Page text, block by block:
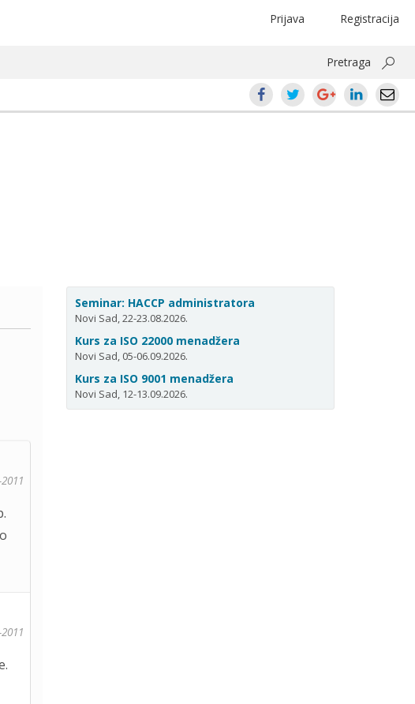
Registracija
Prijava
Pretraga
Seminar: HACCP administratora
Novi Sad, 22-23.08.2026.
Kurs za ISO 22000 menadžera
Novi Sad, 05-06.09.2026.
Kurs za ISO 9001 menadžera
Novi Sad, 12-13.09.2026.